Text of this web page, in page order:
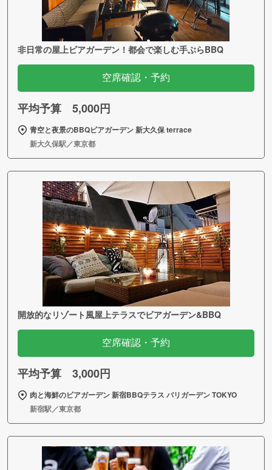
非日常の屋上ビアガーデン！都会で楽しむ手ぶらBBQ
空席確認・予約
平均予算 5,000円
青空と夜景のBBQビアガーデン 新大久保 terrace
新大久保駅／東京都
開放的なリゾート風屋上テラスでビアガーデン&BBQ
空席確認・予約
平均予算 3,000円
肉と海鮮のビアガーデン 新宿BBQテラス バリガーデン TOKYO
新宿駅／東京都